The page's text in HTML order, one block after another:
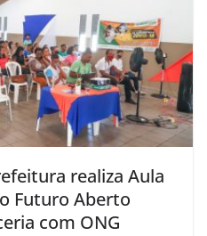
realiza Aula
Futuro Aberto
com ONG